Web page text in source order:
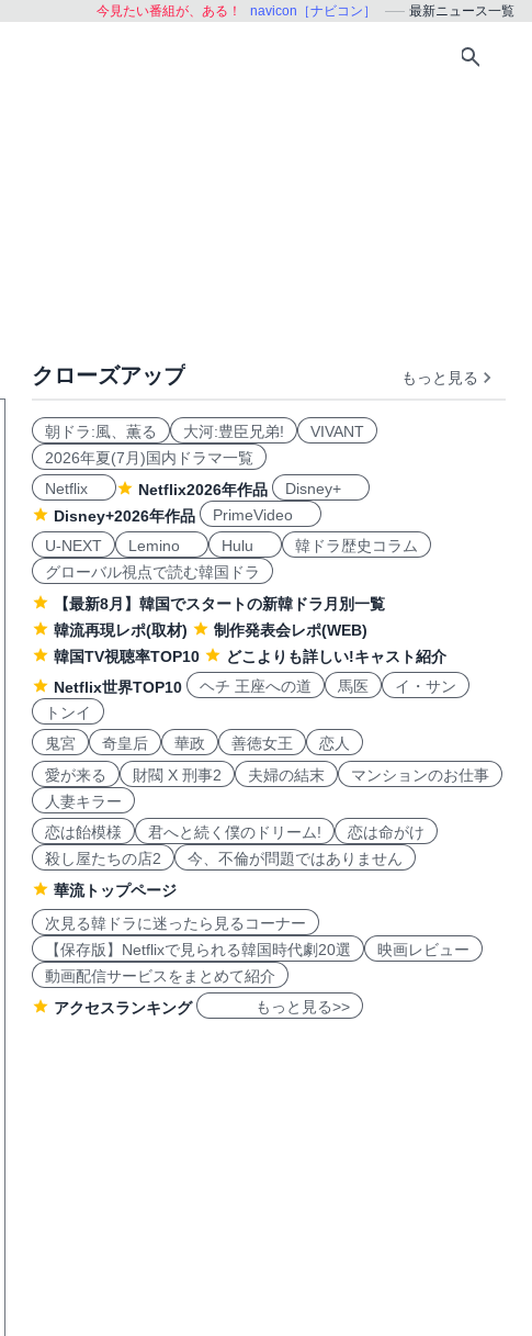
今見たい番組が、ある！ navicon［ナビコン］ 最新ニュース一覧
クローズアップ もっと見る
朝ドラ:風、薫る 大河:豊臣兄弟!
VIVANT
2026年夏(7月)国内ドラマ一覧
Netflix
Netflix2026年作品
Disney+
Disney+2026年作品
PrimeVideo
U-NEXT
Lemino Hulu
韓ドラ歴史コラム
グローバル視点で読む韓国ドラ
【最新8月】韓国でスタートの新韓ドラ月別一覧
韓流再現レポ(取材)
制作発表会レポ(WEB)
韓国TV視聴率TOP10
どこよりも詳しい!キャスト紹介
Netflix世界TOP10
ヘチ 王座への道 馬医
イ・サン
トンイ
鬼宮
奇皇后 華政 善徳女王
恋人
愛が来る
財閥 X 刑事2 夫婦の結末
マンションのお仕事
人妻キラー
恋は飴模様
君へと続く僕のドリーム!
恋は命がけ
殺し屋たちの店2
今、不倫が問題ではありません
華流トップページ
次見る韓ドラに迷ったら見るコーナー
【保存版】Netflixで見られる韓国時代劇20選
映画レビュー
動画配信サービスをまとめて紹介
アクセスランキング
もっと見る>>